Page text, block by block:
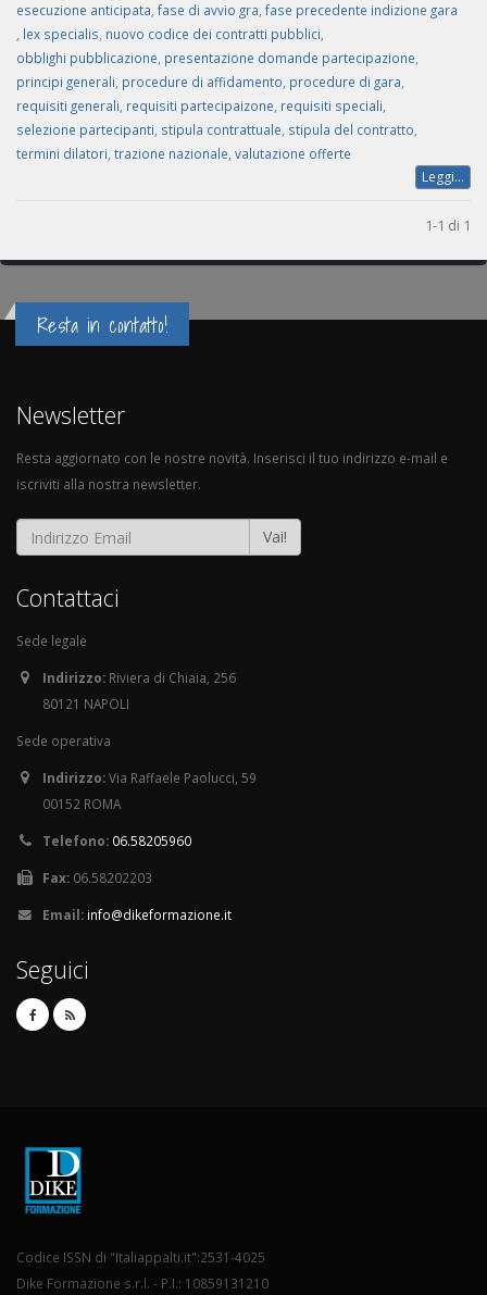
esecuzione anticipata fase di avvio gra fase precedente indizione gara
lex specialis nuovo codice dei contratti pubblici
obblighi pubblicazione presentazione domande partecipazione
principi generali procedure di affidamento procedure di gara
requisiti generali requisiti partecipaizone requisiti speciali
selezione partecipanti stipula contrattuale stipula del contratto
termini dilatori trazione nazionale valutazione offerte
Leggi...
1-1 di 1
Resta in contatto!
Newsletter
Resta aggiornato con le nostre novità. Inserisci il tuo indirizzo e-mail e
iscriviti alla nostra newsletter.
Vai!
Contattaci
Sede legale
Indirizzo: Riviera di Chiaia, 256
80121 NAPOLI
Sede operativa
Indirizzo:Via Raffaele Paolucci, 59
00152 ROMA
Telefono: 06.58205960
Fax: 06.58202203
Email: info@dikeformazione.it
Seguici
Codice ISSN di "Italiappalti.it":2531-4025
Dike Formazione s.r.l. - P.I.: 10859131210